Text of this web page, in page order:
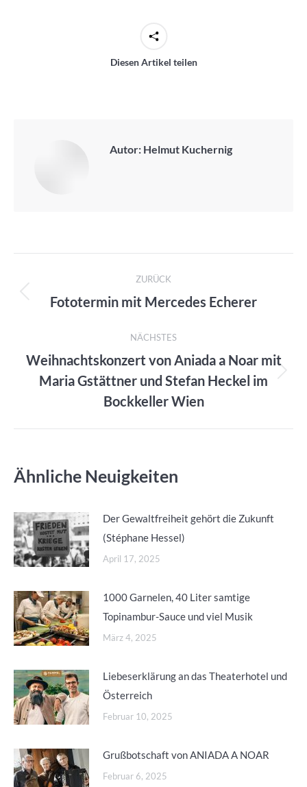
Diesen Artikel teilen
Autor: Helmut Kuchernig
Kommentarnavigation
ZURÜCK
Vorheriger
Fototermin mit Mercedes Echerer
NÄCHSTES
Nächster
Beitrag:
Weihnachtskonzert von Aniada a Noar mit
Maria Gstättner und Stefan Heckel im
Bockkeller Wien
Ähnliche Neuigkeiten
Der Gewaltfreiheit gehört die Zukunft
(Stéphane Hessel)
April 17, 2025
1000 Garnelen, 40 Liter samtige
Topinambur-Sauce und viel Musik
März 4, 2025
Liebeserklärung an das Theaterhotel und
Österreich
Februar 10, 2025
Grußbotschaft von ANIADA A NOAR
Februar 6, 2025